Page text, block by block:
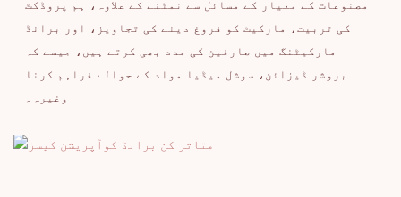
مصنوعات کے معیار کے مسائل سے نمٹنے کے علاوہ، ہم پروڈکٹ
کی تربیت، مارکیٹ کو فروغ دینے کی تجاویز، اور برانڈ
مارکیٹنگ میں صارفین کی مدد بھی کرتے ہیں، جیسے کہ
بروشر ڈیزائن، سوشل میڈیا مواد کے حوالے فراہم کرنا
وغیرہ۔